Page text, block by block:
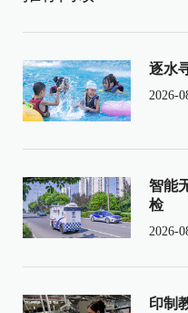
逐水
2026-
智能
检
2026-
印制